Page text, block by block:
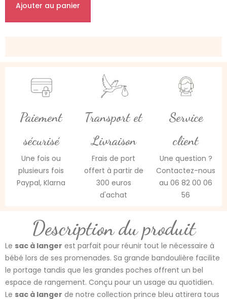
Ajouter au panier
Paiement
sécurisé
Une fois ou
plusieurs fois
Paypal, Klarna
Transport et
Livraison
Frais de port
offert à partir de
300 euros
d'achat
Service
client
Une question ?
Contactez-nous
au 06 82 00 06
56
Description du produit
Le sac à langer est parfait pour réunir tout le nécessaire à
bébé lors de ses promenades. Sa grande bandoulière facilite
le portage tandis que les grandes poches offrent un bel
espace de rangement. Conçu pour un usage au quotidien.
Le sac à langer de notre collection prince bleu attirera tous